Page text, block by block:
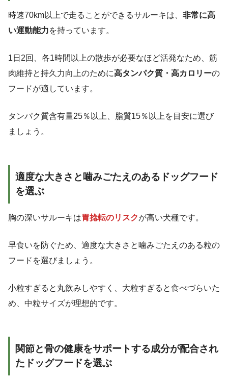
時速70km以上で走ることができるサルーキは、 非常に高
い運動能力を持っています。
1日2回、各1時間以上の散歩が必要なほど活発なため、筋
肉維持と持久力向上のために高タンパク質・高カロリーの
フードが適しています。
タンパク質含有量25％以上、脂質15％以上を目安に選び
ましょう。
適度な大きさと噛みごたえのあるドッグフード
を選ぶ
胸の深いサルーキは胃捻転のリスクが高い犬種です。
早食いを防ぐため、適度な大きさと噛みごたえのある粒の
フードを選びましょう。
小粒すぎると丸飲みしやすく、大粒すぎると食べづらいた
め、中粒サイズが理想的です。
関節と骨の健康をサポートする成分が配合され
たドッグフードを選ぶ